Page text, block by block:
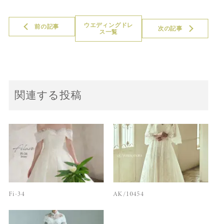
前の記事 次の記事
ウエディングドレ
ス一覧
関連する投稿
Fi-34 AK/10454